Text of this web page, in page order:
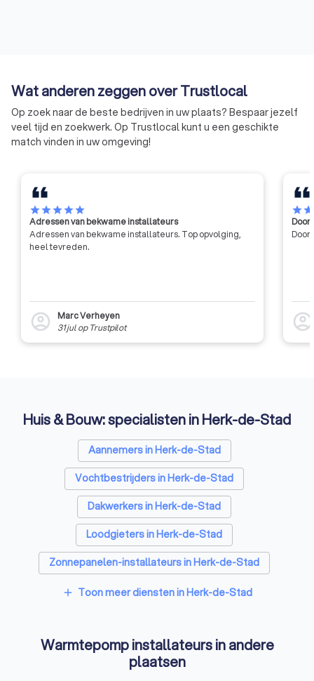
Wat anderen zeggen over Trustlocal
Op zoek naar de beste bedrijven in uw plaats? Bespaar jezelf
veel tijd en zoekwerk. Op Trustlocal kunt u een geschikte
match vinden in uw omgeving!
starstarstarstarstar
Adressen van bekwame installateurs
Adressen van bekwame installateurs. Top opvolging,
heel tevreden.
account_circle
Marc Verheyen
31 julop Trustpilot
starstar
Door
Door
account_circle
Huis & Bouw: specialisten in Herk-de-Stad
Aannemers in Herk-de-Stad
Vochtbestrijders in Herk-de-Stad
Dakwerkers in Herk-de-Stad
Loodgieters in Herk-de-Stad
Zonnepanelen-installateurs in Herk-de-Stad
Vloerverwarming-installateurs in Herk-de-Stad
Ramen en deuren specialisten in Herk-de-Stad
add Toon meer diensten in Herk-de-Stad
Warmtepomp installateurs in andere
plaatsen